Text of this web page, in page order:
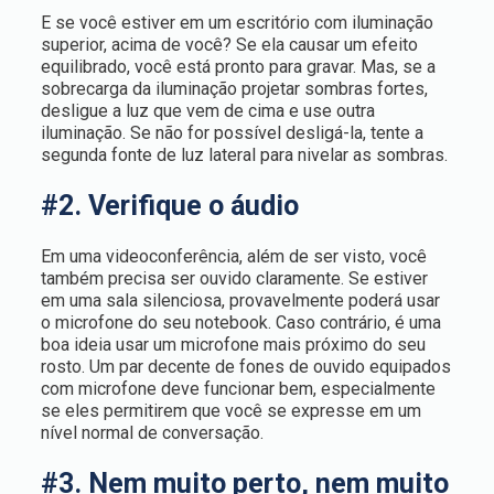
E se você estiver em um escritório com iluminação
superior, acima de você? Se ela causar um efeito
equilibrado, você está pronto para gravar. Mas, se a
sobrecarga da iluminação projetar sombras fortes,
desligue a luz que vem de cima e use outra
iluminação. Se não for possível desligá-la, tente a
segunda fonte de luz lateral para nivelar as sombras.
#2. Verifique o áudio
Em uma videoconferência, além de ser visto, você
também precisa ser ouvido claramente. Se estiver
em uma sala silenciosa, provavelmente poderá usar
o microfone do seu notebook. Caso contrário, é uma
boa ideia usar um microfone mais próximo do seu
rosto. Um par decente de fones de ouvido equipados
com microfone deve funcionar bem, especialmente
se eles permitirem que você se expresse em um
nível normal de conversação.
#3. Nem muito perto, nem muito